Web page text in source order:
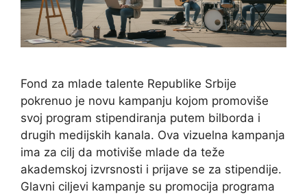
Fond za mlade talente Republike Srbije
pokrenuo je novu kampanju kojom promoviše
svoj program stipendiranja putem bilborda i
drugih medijskih kanala. Ova vizuelna kampanja
ima za cilj da motiviše mlade da teže
akademskoj izvrsnosti i prijave se za stipendije.
Glavni ciljevi kampanje su promocija programa